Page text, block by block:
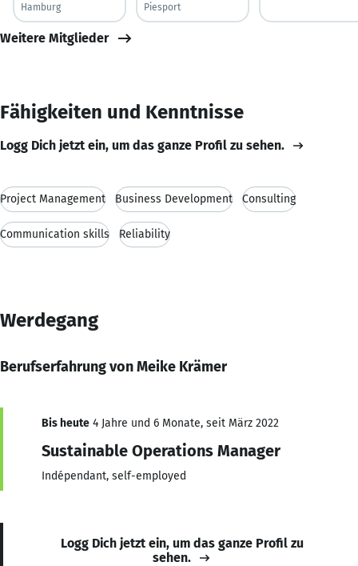
Hamburg
Piesport
Weitere Mitglieder
Fähigkeiten und Kenntnisse
Logg Dich jetzt ein, um das ganze Profil zu sehen.
Project Management Business Development Consulting
Communication skills Reliability
Werdegang
Berufserfahrung von Meike Krämer
Bis heute 4 Jahre und 6 Monate, seit März 2022
Sustainable Operations Manager
Indépendant, self-employed
Logg Dich jetzt ein, um das ganze Profil zu
sehen.